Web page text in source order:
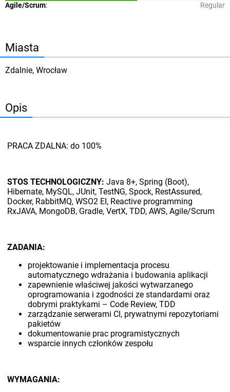
Agile/Scrum: Regular
Miasta
Zdalnie, Wrocław
Opis
PRACA ZDALNA: do 100%
STOS TECHNOLOGICZNY:Java 8+, Spring (Boot),
Hibernate, MySQL, JUnit, TestNG, Spock, RestAssured,
Docker, RabbitMQ, WSO2 EI, Reactive programming
RxJAVA, MongoDB, Gradle, VertX, TDD, AWS, Agile/Scrum
ZADANIA:
projektowanie i implementacja procesu
automatycznego wdrażania i budowania aplikacji
zapewnienie właściwej jakości wytwarzanego
oprogramowania i zgodności ze standardami oraz
dobrymi praktykami – Code Review, TDD
zarządzanie serwerami CI, prywatnymi repozytoriami
pakietów
dokumentowanie prac programistycznych
wsparcie innych członków zespołu
WYMAGANIA: